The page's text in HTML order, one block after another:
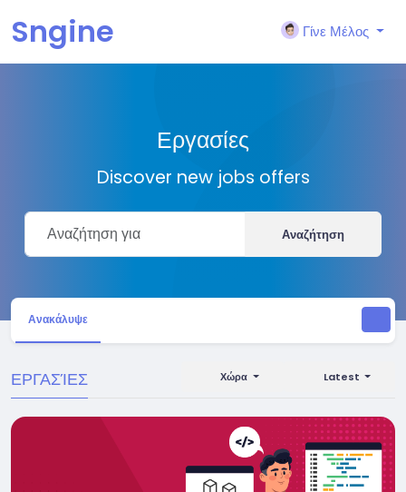
Sngine Γίνε Μέλος
Εργασίες
Discover new jobs offers
Αναζήτηση
Ανακάλυψε
ΕΡΓΑΣΊΕΣ Latest
Χώρα